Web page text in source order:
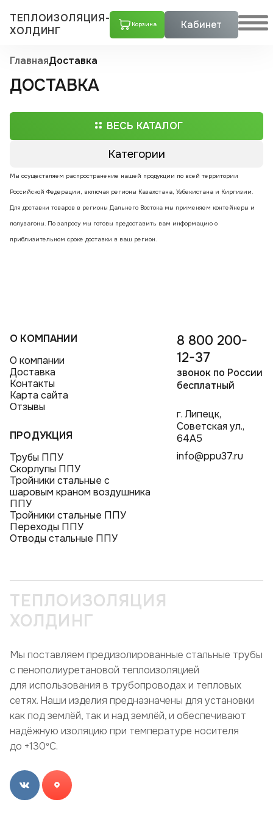
ТЕПЛОИЗОЛЯЦИЯ-
ХОЛДИНГ
Корзина Кабинет
ГлавнаяДоставка
ДОСТАВКА
ВЕСЬ КАТАЛОГ
Категории
Трубы ППУ
Тройники стальные ППУ
Мы осуществляем распространение нашей продукции по всей территории
Российской Федерации, включая регионы Казахстана, Узбекистана и Киргизии.
Для доставки товаров в регионы Дальнего Востока мы применяем контейнеры и
полувагоны. По запросу мы готовы предоставить вам информацию о
приблизительном сроке доставки в ваш регион.
О КОМПАНИИ
О компании
Доставка
Контакты
Карта сайта
Отзывы
ПРОДУКЦИЯ
Трубы ППУ
Скорлупы ППУ
Тройники стальные с
шаровым краном воздушника
ППУ
Тройники стальные ППУ
Переходы ППУ
Отводы стальные ППУ
8 800 200-
12-37
звонок по России
бесплатный
г. Липецк,
Советская ул.,
64А5
info@ppu37.ru
ТЕПЛОИЗОЛЯЦИЯ
ХОЛДИНГ
Мы поставляем предизолированные стальные трубы
с пенополиуретановой теплоизоляцией
для использования в трубопроводах и тепловых
сетях. Наши изделия предназначены для установки
как под землёй, так и над землёй, и обеспечивают
надёжную изоляцию при температуре носителя
до +130ºC.